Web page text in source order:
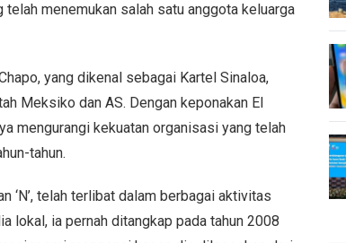
menemukan salah satu anggota keluarga
yang dikenal sebagai Kartel Sinaloa,
Meksiko dan AS. Dengan keponakan El
mengurangi kekuatan organisasi yang telah
tahun.
‘N’, telah terlibat dalam berbagai aktivitas
lokal, ia pernah ditangkap pada tahun 2008